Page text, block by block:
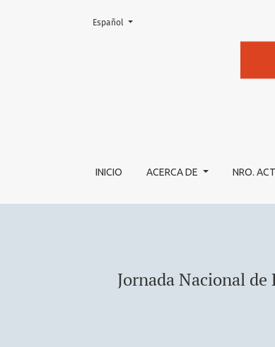
Jornada Nacional de Escuelas y
INICIO ACERCA DE NRO.
Cambiar el idioma. El actual es:
Español
Jornada Nacional